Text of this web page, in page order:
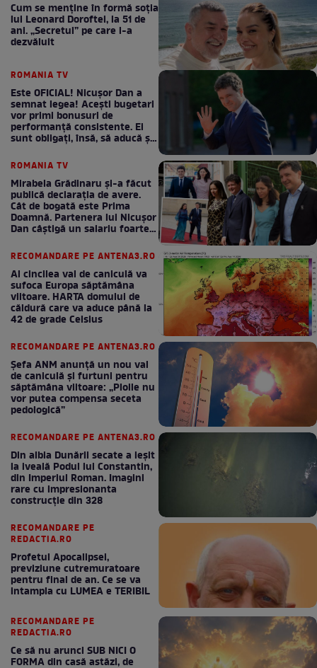
Cum se menţine în formă soţia
lui Leonard Doroftei, la 51 de
ani. „Secretul” pe care l-a
dezvăluit
ROMANIA TV
Este OFICIAL! Nicușor Dan a
semnat legea! Acești bugetari
vor primi bonusuri de
performanță consistente. Ei
sunt obligați, însă, să aducă și
ROMANIA TV
Mirabela Grădinaru și-a făcut
publică declarația de avere.
Cât de bogată este Prima
Doamnă. Partenera lui Nicușor
Dan câștigă un salariu foarte
RECOMANDARE PE ANTENA3.RO
Al cincilea val de caniculă va
sufoca Europa săptămâna
viitoare. HARTA domului de
căldură care va aduce până la
42 de grade Celsius
RECOMANDARE PE ANTENA3.RO
Șefa ANM anunță un nou val
de caniculă și furtuni pentru
săptămâna viitoare: „Ploile nu
vor putea compensa seceta
pedologică”
RECOMANDARE PE ANTENA3.RO
Din albia Dunării secate a ieșit
la iveală Podul lui Constantin,
din Imperiul Roman. Imagini
rare cu impresionanta
construcție din 328
RECOMANDARE PE
REDACTIA.RO
Profetul Apocalipsei,
previziune cutremuratoare
pentru final de an. Ce se va
intampla cu LUMEA e TERIBIL
RECOMANDARE PE
REDACTIA.RO
Ce să nu arunci SUB NICI O
FORMA din casă astăzi, de